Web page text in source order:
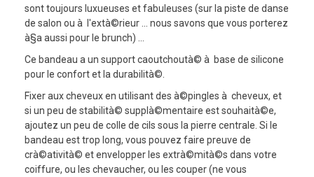
sont toujours luxueuses et fabuleuses (sur la piste de danse
de salon ou à l'extà©rieur ... nous savons que vous porterez
à§a aussi pour le brunch) ...
Ce bandeau a un support caoutchoutà© à base de silicone
pour le confort et la durabilità©.
Fixer aux cheveux en utilisant des à©pingles à cheveux, et
si un peu de stabilità© supplà©mentaire est souhaità©e,
ajoutez un peu de colle de cils sous la pierre centrale. Si le
bandeau est trop long, vous pouvez faire preuve de
crà©atività© et envelopper les extrà©mità©s dans votre
coiffure, ou les chevaucher, ou les couper (ne vous